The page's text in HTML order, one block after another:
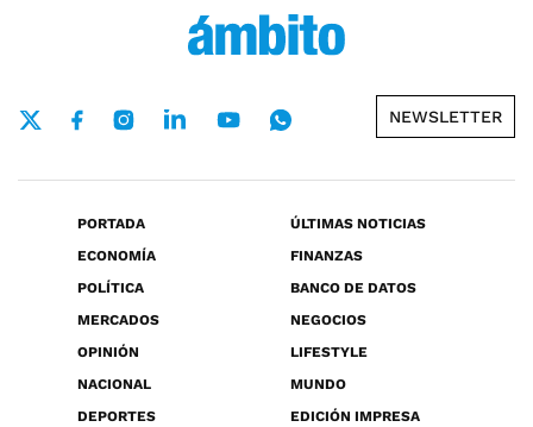
NEWSLETTER
PORTADA
ÚLTIMAS NOTICIAS
ECONOMÍA
FINANZAS
POLÍTICA
BANCO DE DATOS
MERCADOS
NEGOCIOS
OPINIÓN
LIFESTYLE
NACIONAL
MUNDO
DEPORTES
EDICIÓN IMPRESA